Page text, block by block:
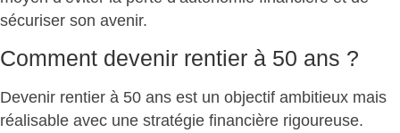
sécuriser son avenir.
Comment devenir rentier à 50 ans ?
Devenir rentier à 50 ans est un objectif ambitieux mais
réalisable avec une stratégie financière rigoureuse.